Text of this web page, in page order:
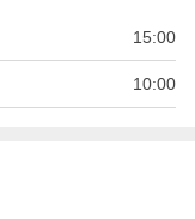
15:00
10:00